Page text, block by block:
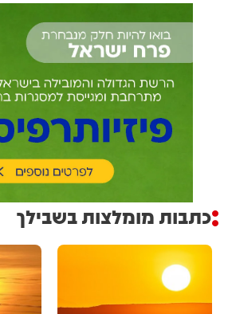
כתבות מומלצות בשבילך